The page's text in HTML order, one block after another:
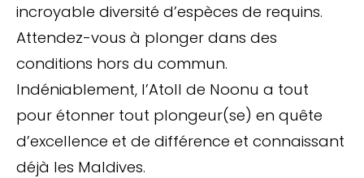
incroyable diversité d’espèces de requins.
Attendez-vous à plonger dans des
conditions hors du commun.
Indéniablement, l’Atoll de Noonu a tout
pour étonner tout plongeur(se) en quête
d’excellence et de différence et connaissant
déjà les Maldives.